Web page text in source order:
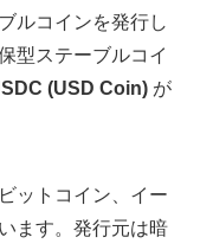
ルコインを発行し
型ステーブルコイ
(USD Coin) が
ットコイン、イー
ます。発行元は暗